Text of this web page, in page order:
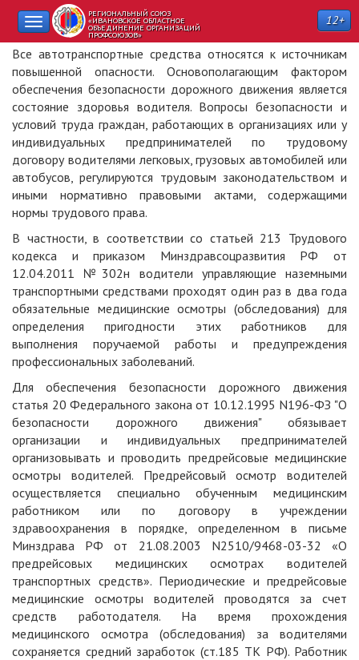
РЕГИОНАЛЬНЫЙ СОЮЗ
«ИВАНОВСКОЕ ОБЛАСТНОЕ
ОБЪЕДИНЕНИЕ ОРГАНИЗАЦИЙ
ПРОФСОЮЗОВ»
12+
Toggle
navigation
Все автотранспортные средства относятся к источникам
повышенной опасности. Основополагающим фактором
обеспечения безопасности дорожного движения является
состояние здоровья водителя. Вопросы безопасности и
условий труда граждан, работающих в организациях или у
индивидуальных предпринимателей по трудовому
договору водителями легковых, грузовых автомобилей или
автобусов, регулируются трудовым законодательством и
иными нормативно правовыми актами, содержащими
нормы трудового права.
В частности, в соответствии со статьей 213 Трудового
кодекса и приказом Минздравсоцразвития РФ от
12.04.2011 №302н водители управляющие наземными
транспортными средствами проходят один раз в два года
обязательные медицинские осмотры (обследования) для
определения пригодности этих работников для
выполнения поручаемой работы и предупреждения
профессиональных заболеваний.
Для обеспечения безопасности дорожного движения
статья 20 Федерального закона от 10.12.1995 N196-ФЗ "О
безопасности дорожного движения" обязывает
организации и индивидуальных предпринимателей
организовывать и проводить предрейсовые медицинские
осмотры водителей. Предрейсовый осмотр водителей
осуществляется специально обученным медицинским
работником или по договору в учреждении
здравоохранения в порядке, определенном в письме
Минздрава РФ от 21.08.2003 N2510/9468-03-32 «О
предрейсовых медицинских осмотрах водителей
транспортных средств». Периодические и предрейсовые
медицинские осмотры водителей проводятся за счет
средств работодателя. На время прохождения
медицинского осмотра (обследования) за водителями
сохраняется средний заработок (ст.185 ТК РФ). Работник